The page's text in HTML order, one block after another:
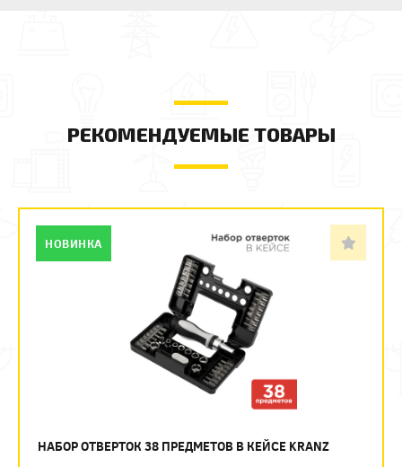
РЕКОМЕНДУЕМЫЕ ТОВАРЫ
НАБОР ОТВЕРТОК 38 ПРЕДМЕТОВ В КЕЙСЕ KRANZ
НОВИНКА